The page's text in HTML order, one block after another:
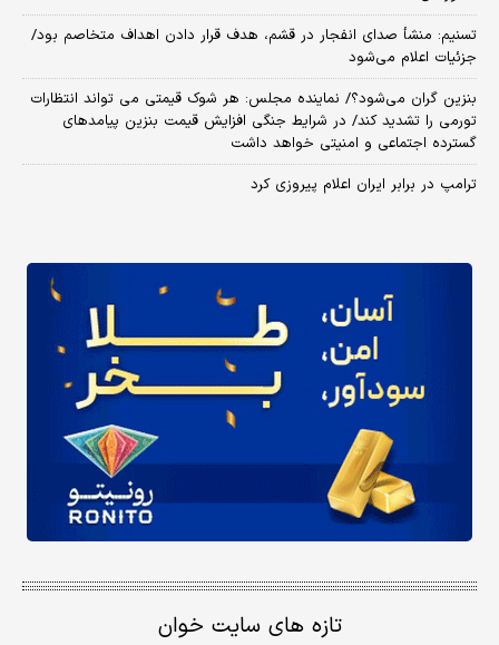
تسنیم: منشأ صدای انفجار در قشم، هدف قرار دادن اهداف متخاصم بود/
جزئیات اعلام می‌شود
بنزین گران می‌شود؟/ نماینده مجلس: هر شوک قیمتی می تواند انتظارات
تورمی را تشدید کند/ در شرایط جنگی افزایش قیمت بنزین پیامدهای
گسترده اجتماعی و امنیتی خواهد داشت
ترامپ در برابر ایران اعلام پیروزی کرد
تازه های سایت خوان